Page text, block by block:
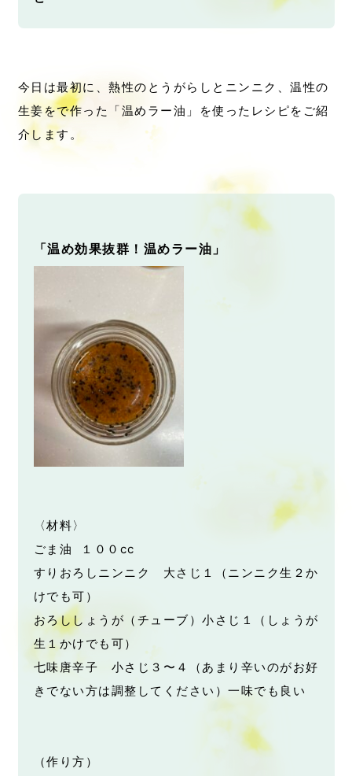
今日は最初に、熱性のとうがらしとニンニク、温性の
生姜をで作った「温めラー油」を使ったレシピをご紹
介します。
「温め効果抜群！温めラー油」
〈材料〉
ごま油 １００cc
すりおろしニンニク 大さじ１（ニンニク生２か
けでも可）
おろししょうが（チューブ）小さじ１（しょうが
生１かけでも可）
七味唐辛子 小さじ３〜４（あまり辛いのがお好
きでない方は調整してください）一味でも良い
（作り方）